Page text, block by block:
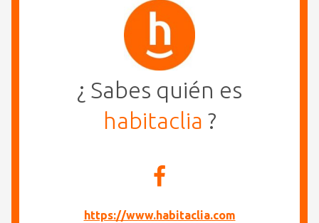
¿ Sabes quién es
habitaclia ?
https://www.habitaclia.com